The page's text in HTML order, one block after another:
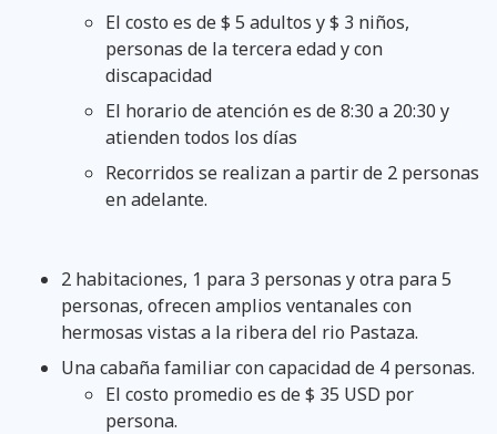
El costo es de $ 5 adultos y $ 3 niños,
personas de la tercera edad y con
discapacidad
El horario de atención es de 8:30 a 20:30 y
atienden todos los días
Recorridos se realizan a partir de 2 personas
en adelante.
2 habitaciones, 1 para 3 personas y otra para 5
personas, ofrecen amplios ventanales con
hermosas vistas a la ribera del rio Pastaza.
Una cabaña familiar con capacidad de 4 personas.
El costo promedio es de $ 35 USD por
persona.